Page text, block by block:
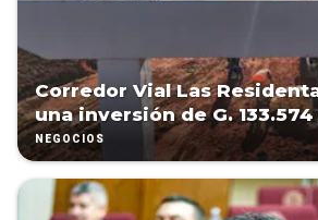
Corredor Vial Las
una inversión de G.
NEGOCIOS